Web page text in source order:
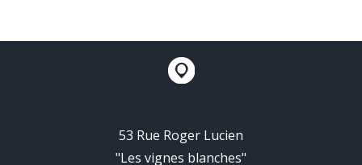
53 Rue Roger Lucien
"Les vignes blanches"